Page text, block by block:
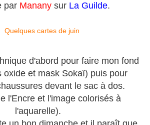
par Manany sur La Guilde.
d'abord pour faire mon fond
oxide et mask Sokaï) puis pour
devant le sac à dos.
l'Encre et l'image colorisés à
l'aquarelle).